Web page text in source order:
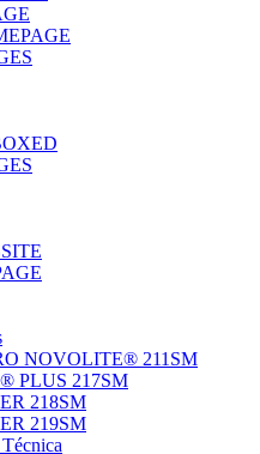
NOVOLITE® 211SM
PLUS 217SM
218SM
219SM